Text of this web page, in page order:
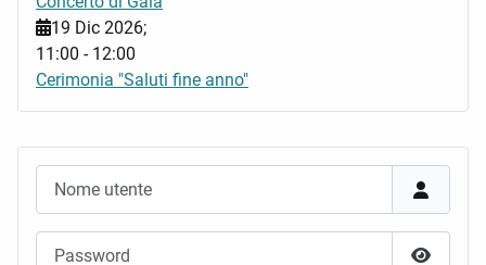
19 Dic 2026;
11:00 - 12:00
Cerimonia "Saluti fine anno"